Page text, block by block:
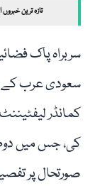
تازہ ترین
سربراہ پاک
سعودی عرب کے
کمانڈر
کی، جس میں
صورتحال پر